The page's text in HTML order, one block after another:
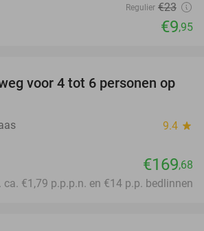
Regulier €23
€9,95
voor 4 tot 6 personen op
9.4 star
€169,68
ca. €1,79 p.p.p.n. en €14 p.p. bedlinnen